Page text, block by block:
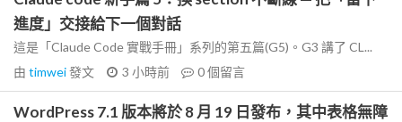
進度」交接給下一個對話
這是「Claude Code 實戰手冊」系列的第五篇(G5)。G3 講了 CL...
由 timwei發文 3 小時前 0個留言
WordPress 7.1 版本將於 8 月 19 日發布，其中表格無障